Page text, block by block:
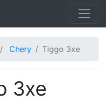
Chery Tiggo 3xe
3xe